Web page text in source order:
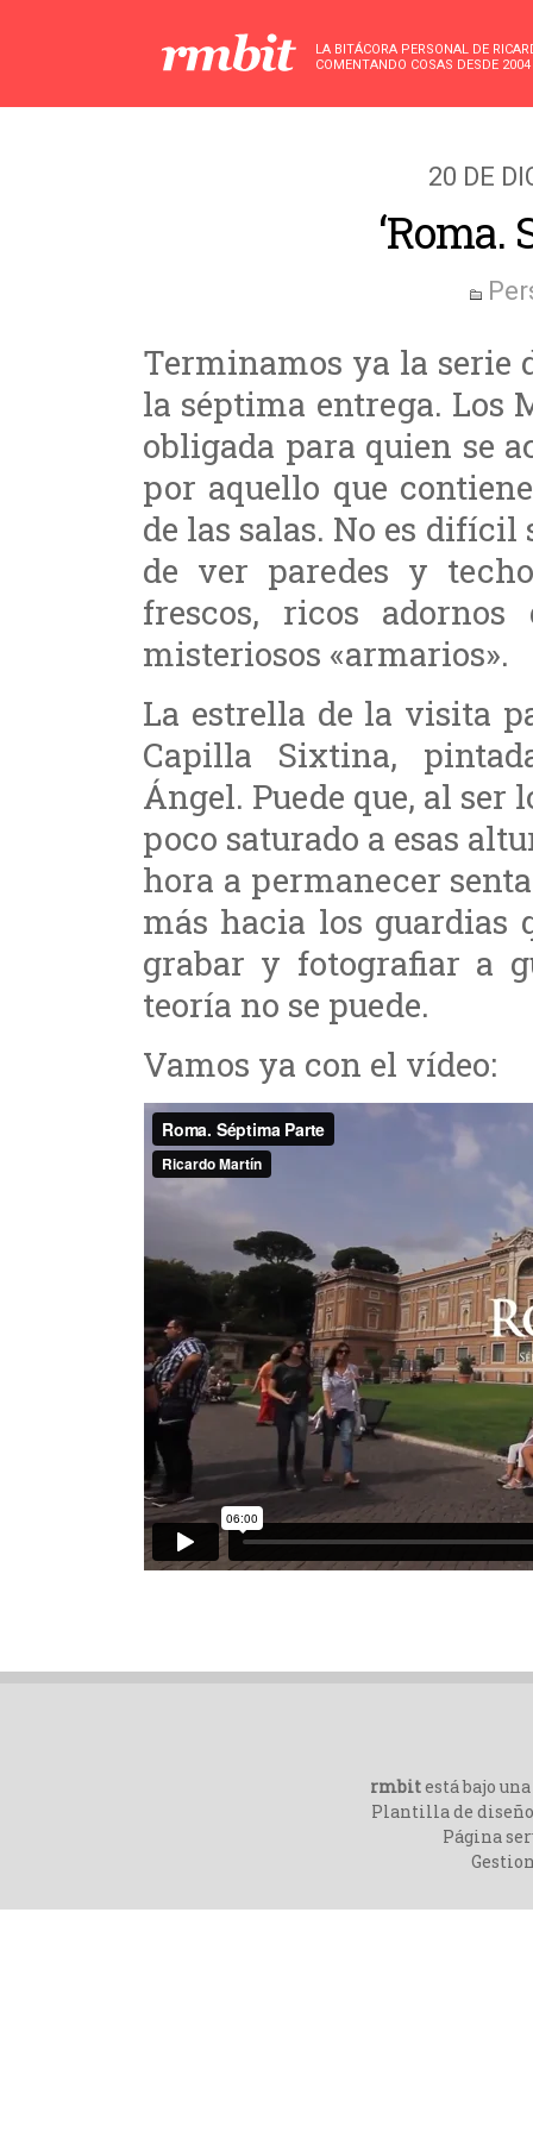
LA BITÁCORA PERSONAL DE
COMENTANDO COSAS DESDE 2004
20 DE
‘Roma.
Terminamos ya la serie
la séptima entrega. Los
obligada para quien se
por aquello que
de las salas. No es
de ver paredes y
frescos, ricos
misteriosos «armarios».
La estrella de la visita
Capilla Sixtina,
Ángel. Puede que, al
poco saturado a esas
hora a permanecer
más hacia los guardias
grabar y fotografiar a
teoría no se puede.
Vamos ya con el vídeo:
rmbitestá bajo una
Plantilla de
Página